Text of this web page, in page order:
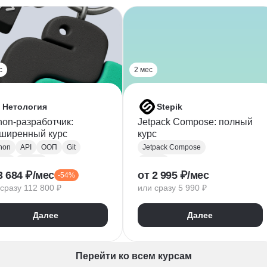
Нетология
разработчик:
курс
API ООП
Git
разработка
данных
SQL
684 ₽/мес -54%
112 800 ₽
Далее
2 мес
Stepik
Jetpack Compose: полный
курс
Jetpack Compose
Разработка интерфейсов
Разработка под Android
от 2 995 ₽/мес
или сразу 5 990 ₽
Далее
Перейти ко всем курсам